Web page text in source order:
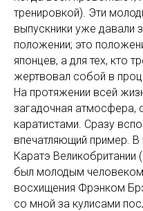
тренировкой). Эти
выпускники уже давали
положении; это
японцев, а для тех, кто
жертвовал собой в
На протяжении всей
загадочная атмосфера,
каратистами. Сразу
впечатляющий пример.
Каратэ Великобритании
был молодым
восхищения Фрэнком
со мной за кулисами